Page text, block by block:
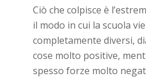
Ciò che colpisce è
il modo in cui la scuola
completamente diversi,
cose molto positive,
spesso forze molto